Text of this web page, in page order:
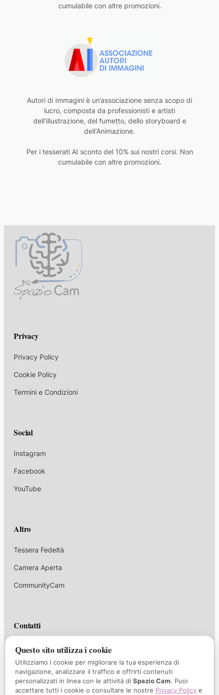
cumulabile con altre promozioni.
Autori di Immagini è un’associazione senza scopo di
lucro, composta da professionisti e artisti
dell’illustrazione, del fumetto, dello storyboard e
dell'Animazione.
Per i tesserati AI sconto del 10% sui nostri corsi. Non
cumulabile con altre promozioni.
Privacy
Privacy Policy
Cookie Policy
Termini e Condizioni
Social
Instagram
Facebook
YouTube
Altro
Tessera Fedeltà
Camera Aperta
CommunityCam
Contatti
corsi@spaziocam.it
+39 339 1047732
Via Borgo Palazzo 35/A, Bergamo
Questo sito utilizza i cookie
Utilizziamo i cookie per migliorare la tua esperienza di
navigazione, analizzare il traffico e offrirti contenuti
personalizzati in linea con le attività di Spazio Cam. Puoi
accettare tutti i cookie o consultare le nostre Privacy Policy e